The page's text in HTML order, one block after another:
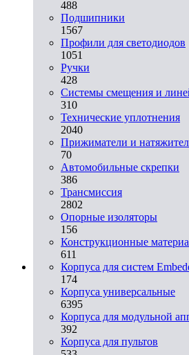
488
Подшипники
1567
Профили для светодиодов
1051
Ручки
428
Системы смещения и
310
Технические уплотнения
2040
Прижиматели и
70
Автомобильные скрепки
386
Трансмиссия
2802
Опорные изоляторы
156
Конструкционные
611
Корпуса для систем
174
Корпуса универсальные
6395
Корпуса для модульной
392
Корпуса для пультов